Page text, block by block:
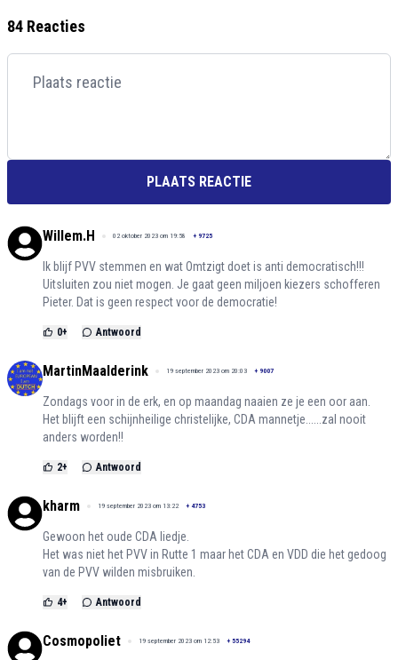
84 Reacties
PLAATS REACTIE
Willem.H 02 oktober 2023 om 19:58 + 9725
Ik blijf PVV stemmen en wat Omtzigt doet is anti democratisch!!!
Uitsluiten zou niet mogen. Je gaat geen miljoen kiezers schofferen
Pieter. Dat is geen respect voor de democratie!
0+ Antwoord
MartinMaalderink 19 september 2023 om 20:03 + 9007
Zondags voor in de erk, en op maandag naaien ze je een oor aan.
Het blijft een schijnheilige christelijke, CDA mannetje......zal nooit
anders worden!!
2+ Antwoord
kharm 19 september 2023 om 13:22 + 4753
Gewoon het oude CDA liedje.
Het was niet het PVV in Rutte 1 maar het CDA en VDD die het gedoog
van de PVV wilden misbruiken.
4+ Antwoord
Cosmopoliet 19 september 2023 om 12:53 + 55294